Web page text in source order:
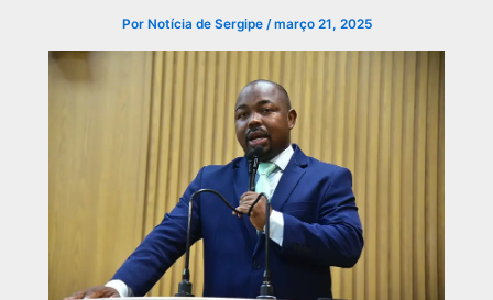
Por Notícia de Sergipe /março 21, 2025